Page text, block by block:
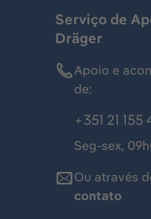
Serviço de
Dräger
Apoio e
de:
+351 21 155
Seg-sex,
Ou através
contato